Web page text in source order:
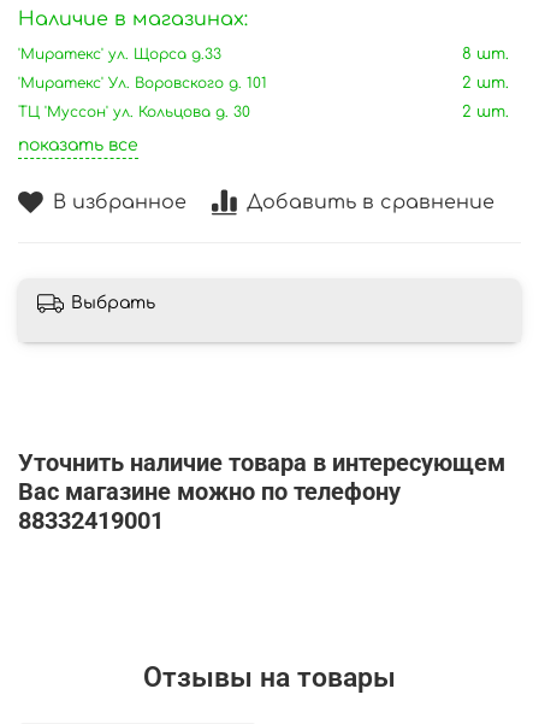
В избранное Добавить в сравнение
Наличие в магазинах:
'Миратекс' ул. Щорса д.33
8 шт.
'Миратекс' Ул. Воровского д. 101
2 шт.
ТЦ 'Муссон' ул. Кольцова д. 30
2 шт.
показать все
Выбрать
Уточнить наличие товара в интересующем
Вас магазине можно по телефону
88332419001
Отзывы на товары